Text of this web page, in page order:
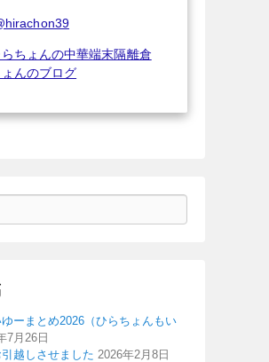
ちょんの中華端末隔離倉
んのブログ
ゆーまとめ2026（ひらちょんもい
7月26日
越しさせました 2026年2月8日